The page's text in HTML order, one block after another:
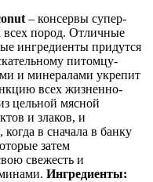
– консервы супер-
всех пород. Отличные
ингредиенты придутся
питомцу-
и минералами укрепит
всех жизненно-
цельной мясной
и злаков, и
в сначала в банку
затем
свежесть и
Ингредиенты: